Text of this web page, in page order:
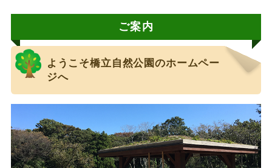
ご案内
ようこそ橋立自然公園のホームペー
ジへ